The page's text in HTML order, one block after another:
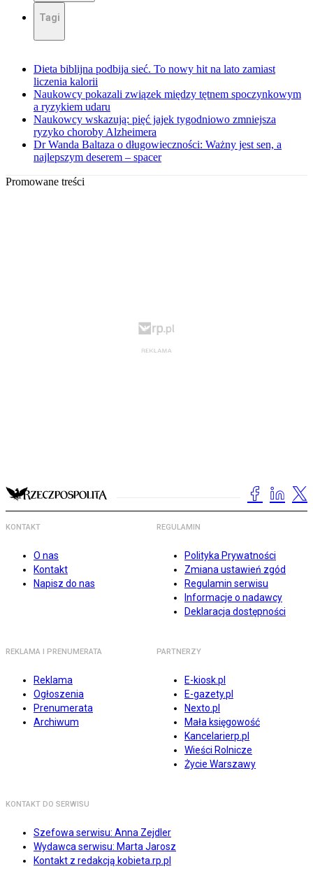
Tagi
Dieta biblijna podbija sieć. To nowy hit na lato zamiast
liczenia kalorii
Naukowcy pokazali związek między tętnem spoczynkowym
a ryzykiem udaru
Naukowcy wskazują: pięć jajek tygodniowo zmniejsza
ryzyko choroby Alzheimera
Dr Wanda Baltaza o długowieczności: Ważny jest sen, a
najlepszym deserem – spacer
Promowane treści
KONTAKT
O nas
Kontakt
Napisz do nas
REGULAMIN
Polityka Prywatności
Zmiana ustawień zgód
Regulamin serwisu
Informacje o nadawcy
Deklaracja dostępności
REKLAMA I PRENUMERATA
Reklama
Ogłoszenia
Prenumerata
Archiwum
PARTNERZY
E-kiosk.pl
E-gazety.pl
Nexto.pl
Mała księgowość
Kancelarierp.pl
Wieści Rolnicze
Życie Warszawy
KONTAKT DO SERWISU
Szefowa serwisu: Anna Zejdler
Wydawca serwisu: Marta Jarosz
Kontakt z redakcją kobieta.rp.pl